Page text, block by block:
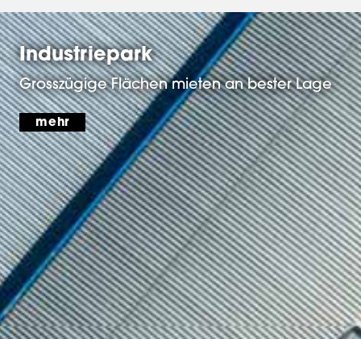
Industriepark
Grosszügige Flächen mieten an bester Lage
mehr